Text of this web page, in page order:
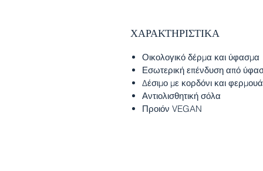
ΧΑΡΑΚΤΗΡΙΣΤΙΚΑ
Οικολογικό δέρμα και ύφασμα
Εσωτερική επένδυση από
Δέσιμο με κορδόνι και
Αντιολισθητική σόλα
Προιόν VEGAN